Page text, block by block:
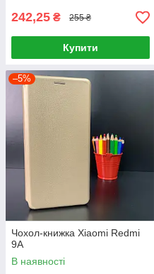
242,25 ₴ 255 ₴
Купити
–5%
Чохол-книжка Xiaomi Redmi
9A
В наявності